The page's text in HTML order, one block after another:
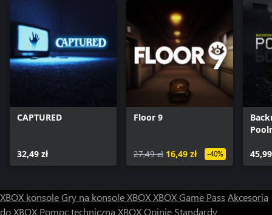
CAPTURED
32,49 zł
Floor 9
27,49 zł 16,49 zł -40%
XBOX konsoleGry na konsole XBOXXBOX Game Pass Akcesoria
do XBOX Pomoc techniczna XBOXOpinie Standardy